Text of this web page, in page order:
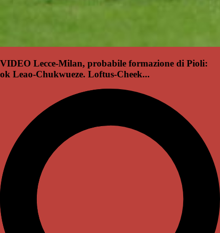
VIDEO Lecce-Milan, probabile formazione di Pioli:
ok Leao-Chukwueze. Loftus-Cheek...